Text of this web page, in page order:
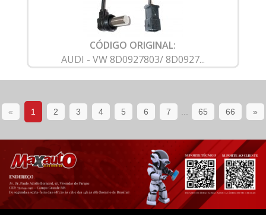
CÓDIGO ORIGINAL:
AUDI - VW 8D0927803/ 8D0927...
« 1 2 3 4 5 6 7 65 66 »